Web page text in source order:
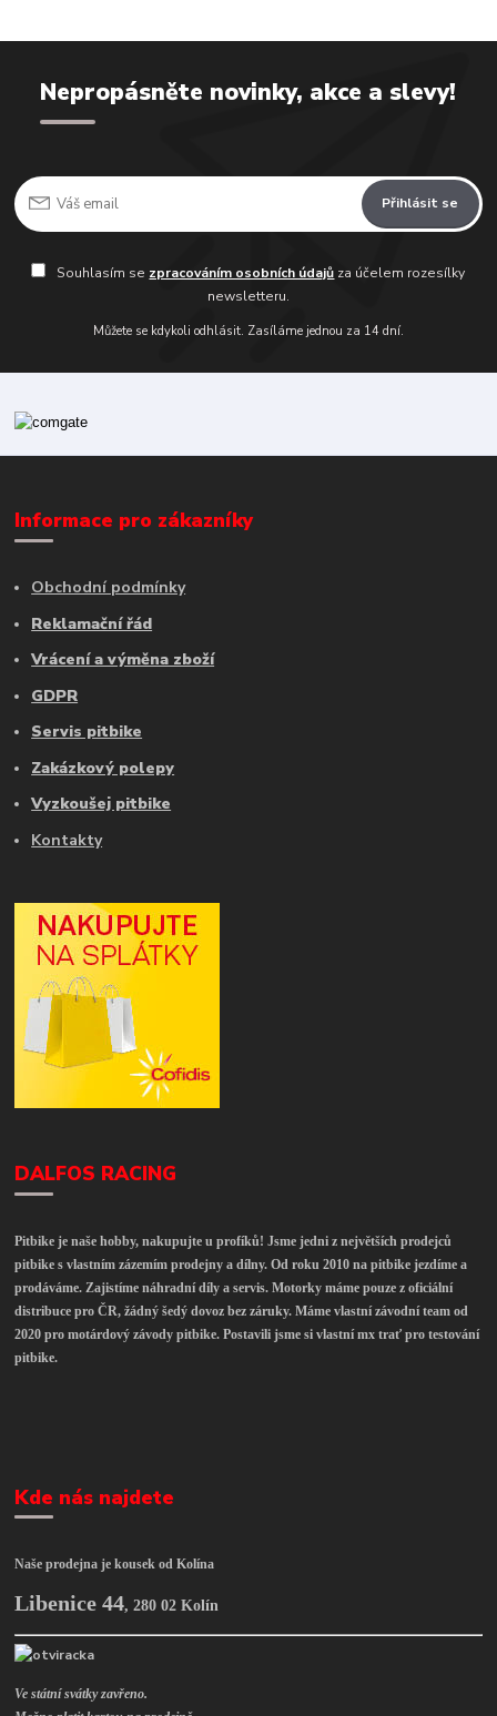
Nepropásněte novinky, akce a slevy!
Přihlásit se
Souhlasím se zpracováním osobních údajů za účelem rozesílky
newsletteru.
Můžete se kdykoli odhlásit. Zasíláme jednou za 14 dní.
Informace pro zákazníky
Obchodní podmínky
Reklamační řád
Vrácení a výměna zboží
GDPR
Servis pitbike
Zakázkový polepy
Vyzkoušej pitbike
Kontakty
DALFOS RACING
Pitbike je naše hobby, nakupujte u profíků! Jsme jedni z největších prodejců
pitbike s vlastním zázemím prodejny a dílny. Od roku 2010 na pitbike jezdíme a
prodáváme. Zajistíme náhradní díly a servis. Motorky máme pouze z oficiální
distribuce pro ČR, žádný šedý dovoz bez záruky. Máme vlastní závodní team od
2020 pro motárdový závody pitbike. Postavili jsme si vlastní mx trať pro testování
pitbike.
Kde nás najdete
Naše prodejna je kousek od Kolína
Libenice 44,280 02 Kolín
Ve státní svátky zavřeno.